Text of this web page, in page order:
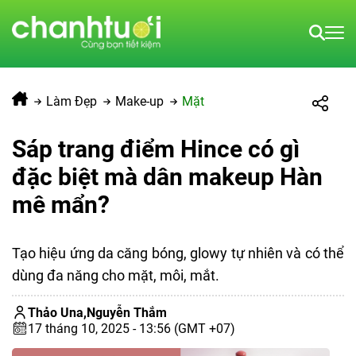
Làm Đẹp Make-up Mặt
Sáp trang điểm Hince có gì
đặc biệt mà dân makeup Hàn
mê mẩn?
Tạo hiệu ứng da căng bóng, glowy tự nhiên và có thể
dùng đa năng cho mặt, môi, mắt.
Thảo Una,Nguyễn Thắm
17 tháng 10, 2025 - 13:56 (GMT +07)